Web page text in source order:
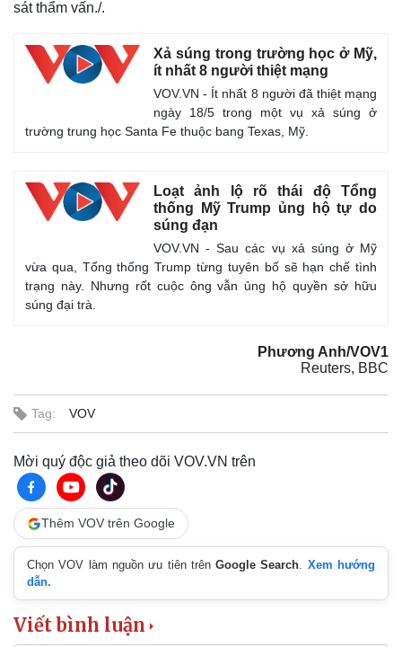
Thế giới
Hồ sơ
Multimedia
Ảnh
E-Magazine
Infographic
sát thẩm vấn./.
Xả súng trong trường học ở Mỹ,
ít nhất 8 người thiệt mạng
VOV.VN - Ít nhất 8 người đã thiệt mạng
ngày 18/5 trong một vụ xả súng ở
trường trung học Santa Fe thuộc bang Texas, Mỹ.
Loạt ảnh lộ rõ thái độ Tổng
thống Mỹ Trump ủng hộ tự do
súng đạn
VOV.VN - Sau các vụ xả súng ở Mỹ
vừa qua, Tổng thống Trump từng tuyên bố sẽ hạn chế tình
trạng này. Nhưng rốt cuộc ông vẫn ủng hộ quyền sở hữu
súng đại trà.
Phương Anh/VOV1
Reuters, BBC
Tag: VOV
Mời quý độc giả theo dõi VOV.VN trên
Thêm VOV trên Google
Chọn VOV làm nguồn ưu tiên trênGoogle Search. Xem hướng
dẫn.
Viết bình luận